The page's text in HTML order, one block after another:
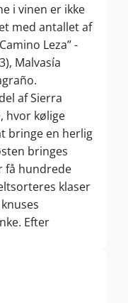
i vinen er ikke
med antallet af
Leza” -
Malvasía
af Sierra
hvor kølige
bringe en herlig
bringes
få hundrede
klaser
Efter
i 13
begrænser